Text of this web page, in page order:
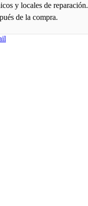
y locales de reparación.
de la compra.